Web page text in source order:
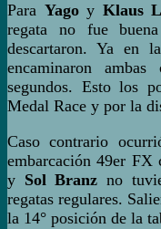
Para Yagoy Klaus
regata no fue
descartaron. Ya en
encaminaron ambas
segundos. Esto los
Medal Race y por la
Caso contrario
embarcación 49er FX
y Sol Branz no
regatas regulares.
la 14° posición de la